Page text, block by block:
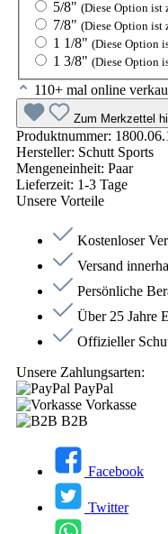
5/8" (Diese Option ist
7/8" (Diese Option ist
1 1/8" (Diese Option
1 3/8" (Diese Option
110+ mal online
Zum Merkzettel
Produktnummer:
Hersteller: Schutt Sports
Mengeneinheit: Paar
Lieferzeit: 1-3 Tage
Unsere Vorteile
Kostenloser
Versand
Persönliche
Über 25 Jahre
Offizieller
Unsere Zahlungsarten:
PayPal
Vorkasse
B2B
Facebook
Twitter